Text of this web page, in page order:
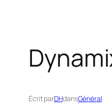
Écrit parDHdansGénéral